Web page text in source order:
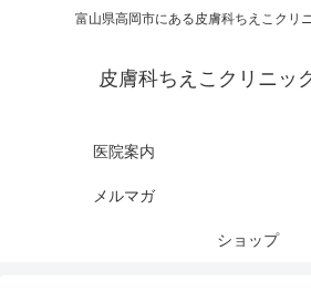
富山県高岡市にある皮膚科ちえこクリ
皮膚科ちえこクリニッ
医院案内
メルマガ
ショップ